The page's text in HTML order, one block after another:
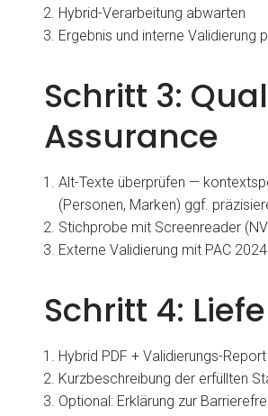
Hybrid-Verarbeitung abwarten
Ergebnis und interne Validierung
Schritt 3:
Assurance
Alt-Texte überprüfen —
(Personen, Marken) ggf.
Stichprobe mit Screenreader
Externe Validierung mit PAC
Schritt 4:
Hybrid PDF + Validierungs-Report
Kurzbeschreibung der erfüllten
Optional: Erklärung zur